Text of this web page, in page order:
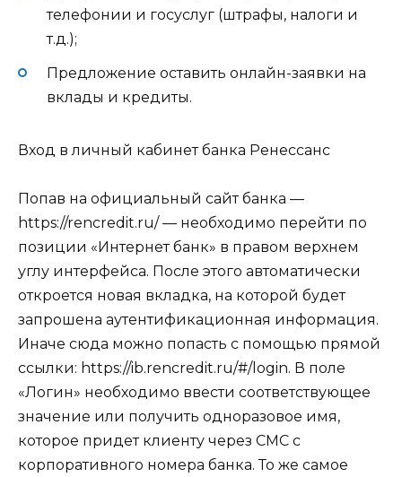
телефонии и госуслуг (штрафы, налоги и
т.д.);
Предложение оставить онлайн-заявки на
вклады и кредиты.
Вход в личный кабинет банка Ренессанс
Попав на официальный сайт банка —
https://rencredit.ru/ — необходимо перейти по
позиции «Интернет банк» в правом верхнем
углу интерфейса. После этого автоматически
откроется новая вкладка, на которой будет
запрошена аутентификационная информация.
Иначе сюда можно попасть с помощью прямой
ссылки: https://ib.rencredit.ru/#/login. В поле
«Логин» необходимо ввести соответствующее
значение или получить одноразовое имя,
которое придет клиенту через СМС с
корпоративного номера банка. То же самое